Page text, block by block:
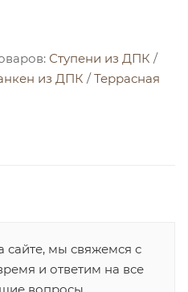
Ступени из ДПК /
из ДПК /Террасная
сайте, мы свяжемся с
и ответим на все